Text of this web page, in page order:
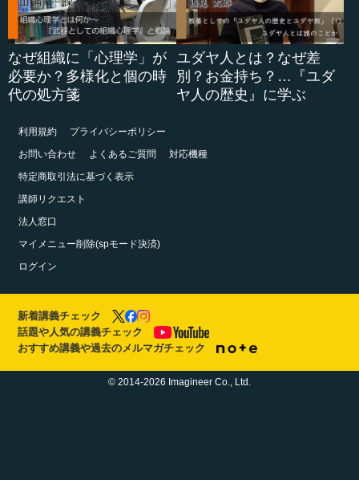
なぜ組織に「心理学」が
必要か？多様化と個の時
代の処方箋
ユダヤ人とは？なぜ差
別？お金持ち？…『ユダ
ヤ人の歴史』に学ぶ
利用規約
プライバシーポリシー
お問い合わせ
よくあるご質問
対応機種
特定商取引法に基づく表示
講師リクエスト
法人窓口
マイメニュー削除(spモード決済)
ログイン
新着講義チェック
話題や人気の講義チェック
おすすめ講義や過去のメルマガチェック
© 2014-2026 Imagineer Co., Ltd.